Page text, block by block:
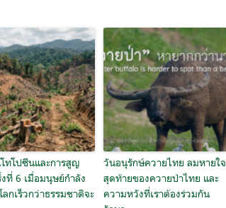
ทโปซีนและการสูญ
ที่ 6 เมื่อมนุษย์กำลัง
ลกเร็วกว่าธรรมชาติจะ
วันอนุรักษ์ควายไทย ลมหายใจ
สุดท้ายของควายป่าไทย และ
ความหวังที่เราต้องร่วมกัน